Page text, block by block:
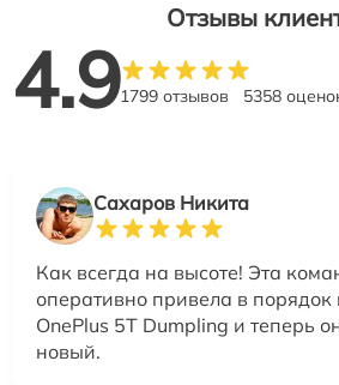
Отзывы
4.91799 отзывов 5358
Сахаров Никита
Как всегда на высоте! Эта
оперативно привела в
OnePlus 5T Dumpling и теперь
новый.